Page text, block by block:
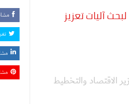
آليات تعزيز
الاقتصاد والتخطيط